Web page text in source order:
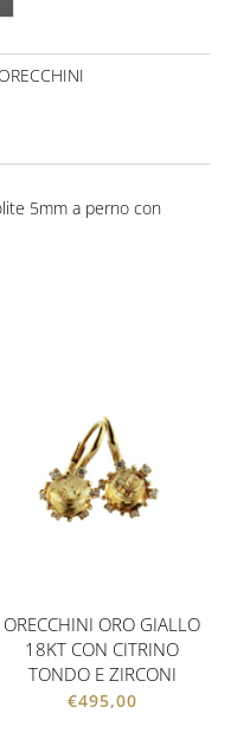
5mm a perno con
ORECCHINI ORO GIALLO
18KT CON CITRINO
TONDO E ZIRCONI
€495,00